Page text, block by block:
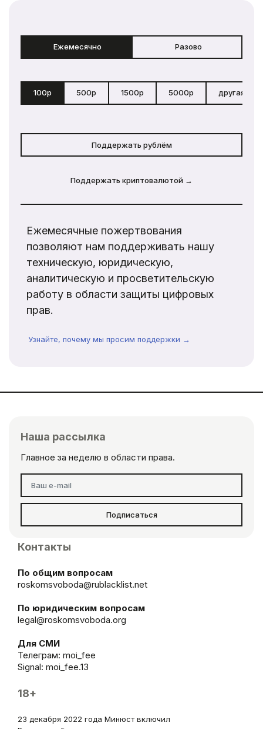
Ежемесячно Разово
100р 500р 1500р 5000р другая
Поддержать рублём
Поддержать криптовалютой →
Ежемесячные пожертвования
позволяют нам поддерживать нашу
техническую, юридическую,
аналитическую и просветительскую
работу в области защиты цифровых
прав.
Узнайте, почему мы просим поддержки →
Наша рассылка
Главное за неделю в области права.
Подписаться
Контакты
По общим вопросам
roskomsvoboda@rublacklist.net
По юридическим вопросам
legal@roskomsvoboda.org
Для СМИ
Телеграм: moi_fee
Signal: moi_fee.13
18+
23 декабря 2022 года Минюст включил